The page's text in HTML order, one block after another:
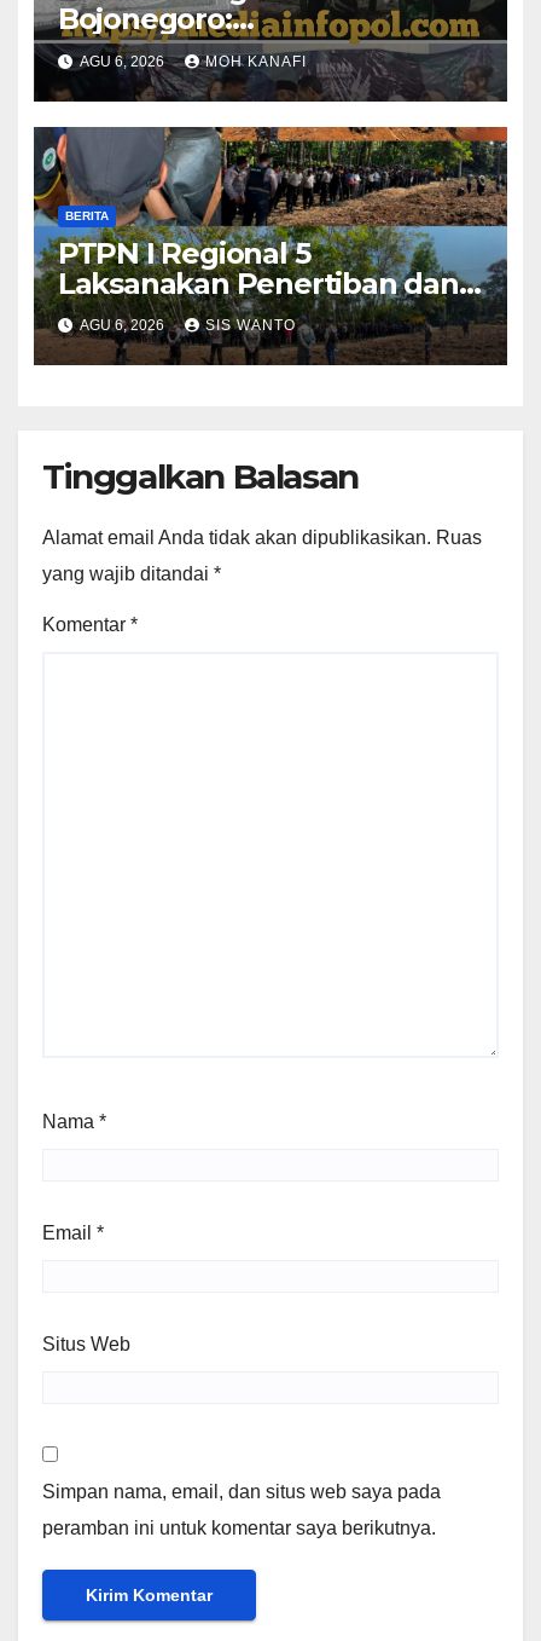
Bojonegoro:
Bhabinkamtibmas dan
Babinsa Hadir Lecehkan
Sekat, Amankan Pesta Warga
AGU 6, 2026 MOH KANAFI
BERITA
PTPN I Regional 5
Laksanakan Penertiban dan
Pengamanan Aset
Perusahaan di Kebun
Mumbul dan Kebun
AGU 6, 2026 SIS WANTO
Tinggalkan Balasan
Alamat email Anda tidak akan dipublikasikan. Ruas
yang wajib ditandai *
Komentar *
Nama *
Email *
Situs Web
Simpan nama, email, dan situs web saya pada
peramban ini untuk komentar saya berikutnya.